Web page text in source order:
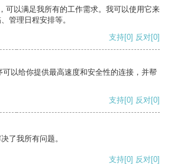
可以满足我所有的工作需求。我可以使用它来
管理日程安排等。
支持[0] 反对[0]
以给你提供最高速度和安全性的连接，并帮
支持[0] 反对[0]
了我所有问题。
支持[0] 反对[0]